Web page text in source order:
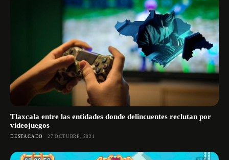
Tlaxcala entre las entidades donde delincuentes reclutan por
videojuegos
DESTACADO 27 OCTUBRE, 2021